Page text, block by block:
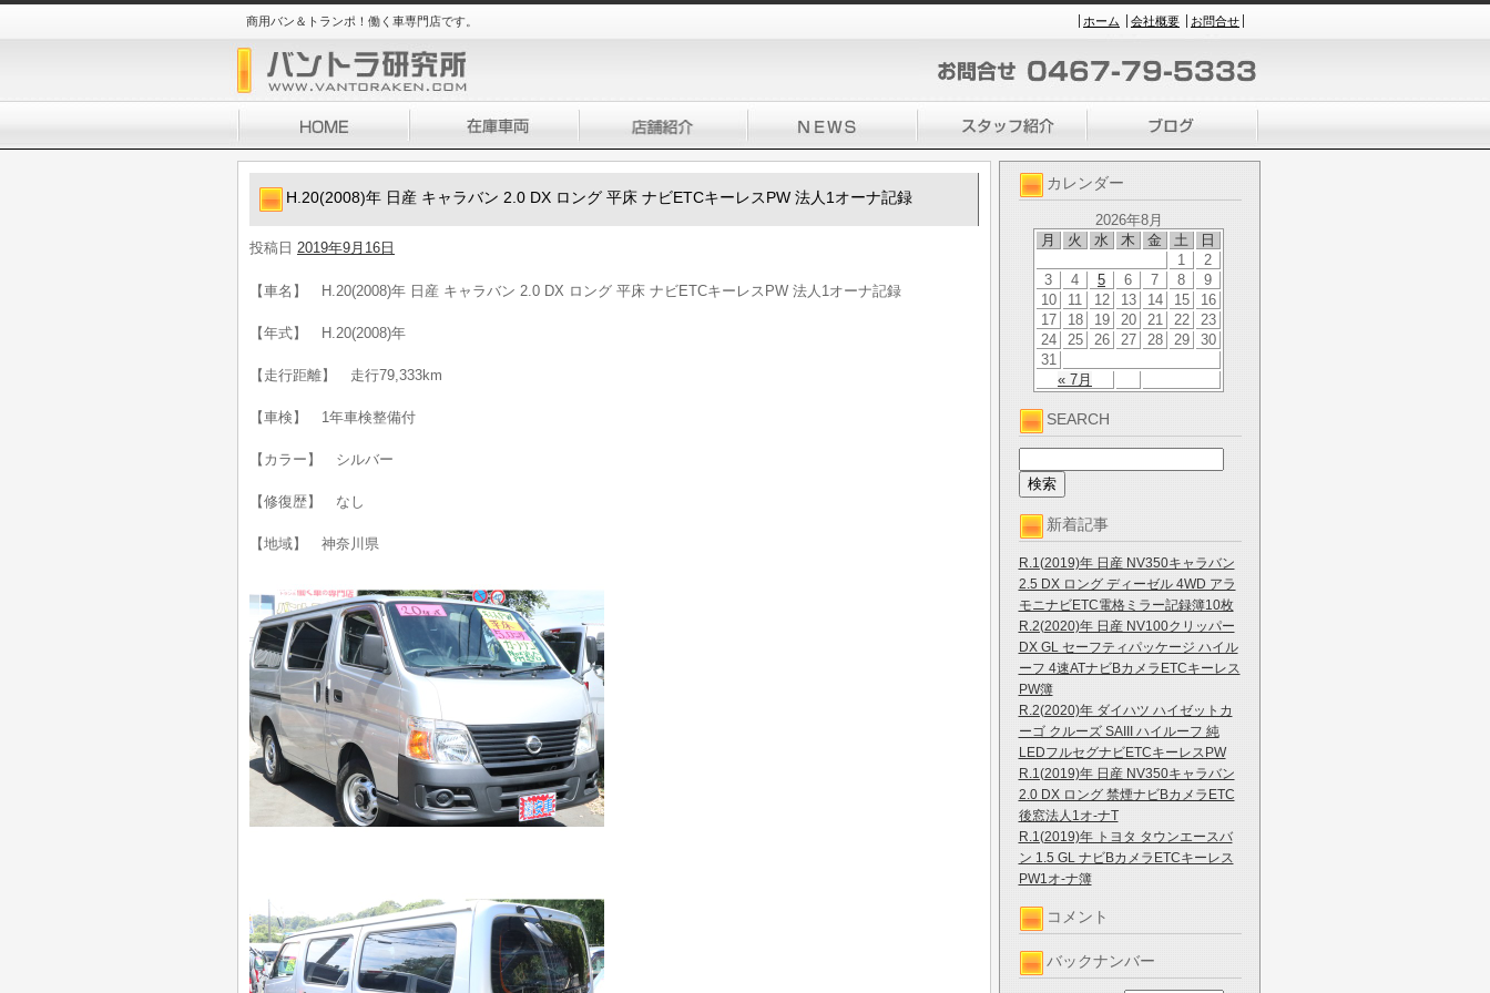
商用バン＆トランポ！働く車専門店です。 ホーム 会社概要 お問合せ
カレンダー
2026年8月
月
火 水 木 金 土 日
« 7月
1
2
3
4 5 6 7 8
9
10
11 12 13 14 15
16
17
18 19 20 21 22
23
24
25 26 27 28 29
30
31
SEARCH
新着記事
R.1(2019)年 日産 NV350キャラバン
2.5 DX ロング ディーゼル 4WD アラ
モニナビETC電格ミラー記録簿10枚
R.2(2020)年 日産 NV100クリッパー
DX GL セーフティパッケージ ハイル
ーフ 4速ATナビBカメラETCキーレス
PW簿
R.2(2020)年 ダイハツ ハイゼットカ
ーゴ クルーズ SAIII ハイルーフ 純
LEDフルセグナビETCキーレスPW
R.1(2019)年 日産 NV350キャラバン
2.0 DX ロング 禁煙ナビBカメラETC
後窓法人1オ-ナT
R.1(2019)年 トヨタ タウンエースバ
ン 1.5 GL ナビBカメラETCキーレス
PW1オ-ナ簿
コメント
バックナンバー
H.20(2008)年 日産 キャラバン 2.0 DX ロング 平床 ナビETCキーレスPW 法人1オーナ記録
投稿日 2019年9月16日
【車名】 H.20(2008)年 日産 キャラバン 2.0 DX ロング 平床 ナビETCキーレスPW 法人1オーナ記録
【年式】 H.20(2008)年
【走行距離】 走行79,333km
【車検】 1年車検整備付
【カラー】 シルバー
【修復歴】 なし
【地域】 神奈川県